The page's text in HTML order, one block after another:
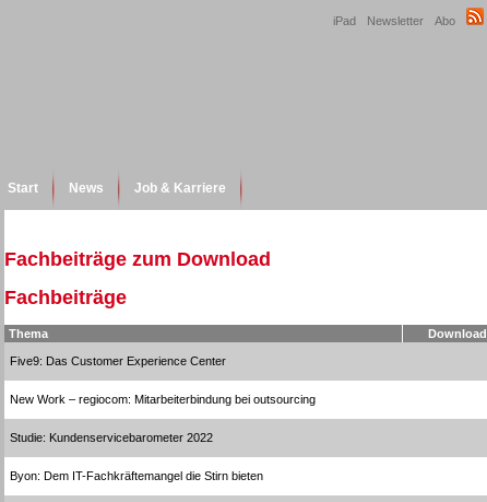
Abo
Newsletter
iPad
Start News Job & Karriere
Fachbeiträge zum Download
Fachbeiträge
Thema Download
Five9: Das Customer Experience Center
New Work – regiocom: Mitarbeiterbindung bei outsourcing
Studie: Kundenservicebarometer 2022
Byon: Dem IT-Fachkräftemangel die Stirn bieten